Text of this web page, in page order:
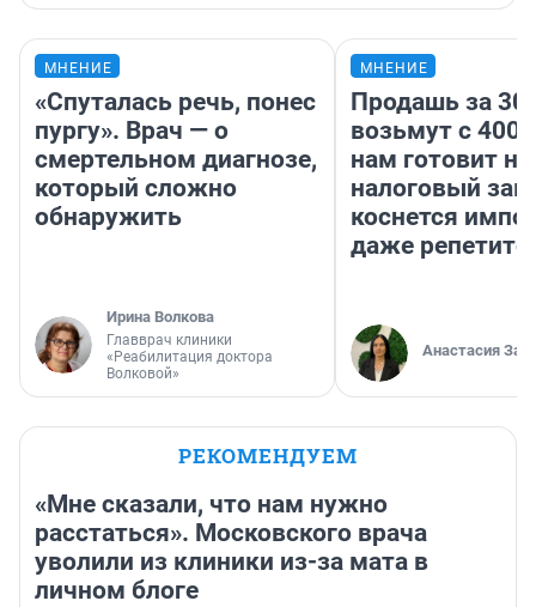
МНЕНИЕ
«Спуталась речь, понес
пургу». Врач — о
смертельном диагнозе,
который сложно
обнаружить
Ирина Волкова
Главврач клиники
«Реабилитация доктора
Волковой»
МНЕНИЕ
Продашь за
возьмут с
нам готовит
налоговый
коснется
даже
Анастасия
РЕКОМЕНДУЕМ
«Мне сказали, что нам нужно
расстаться». Московского врача
уволили из клиники из-за мата в
личном блоге